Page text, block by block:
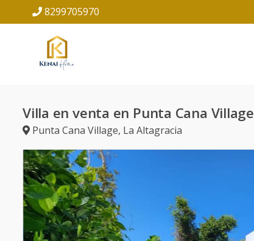
8299705970
Villa en venta en Punta Cana Village
Punta Cana Village, La Altagracia